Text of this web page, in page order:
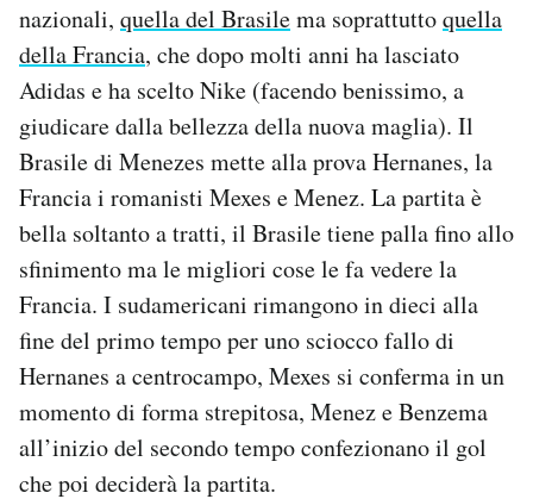
nazionali, quella del Brasilema soprattuttoquella
della Francia, che dopo molti anni ha lasciato
Adidas e ha scelto Nike (facendo benissimo, a
giudicare dalla bellezza della nuova maglia). Il
Brasile di Menezes mette alla prova Hernanes, la
Francia i romanisti Mexes e Menez. La partita è
bella soltanto a tratti, il Brasile tiene palla fino allo
sfinimento ma le migliori cose le fa vedere la
Francia. I sudamericani rimangono in dieci alla
fine del primo tempo per uno sciocco fallo di
Hernanes a centrocampo, Mexes si conferma in un
momento di forma strepitosa, Menez e Benzema
all’inizio del secondo tempo confezionano il gol
che poi deciderà la partita.